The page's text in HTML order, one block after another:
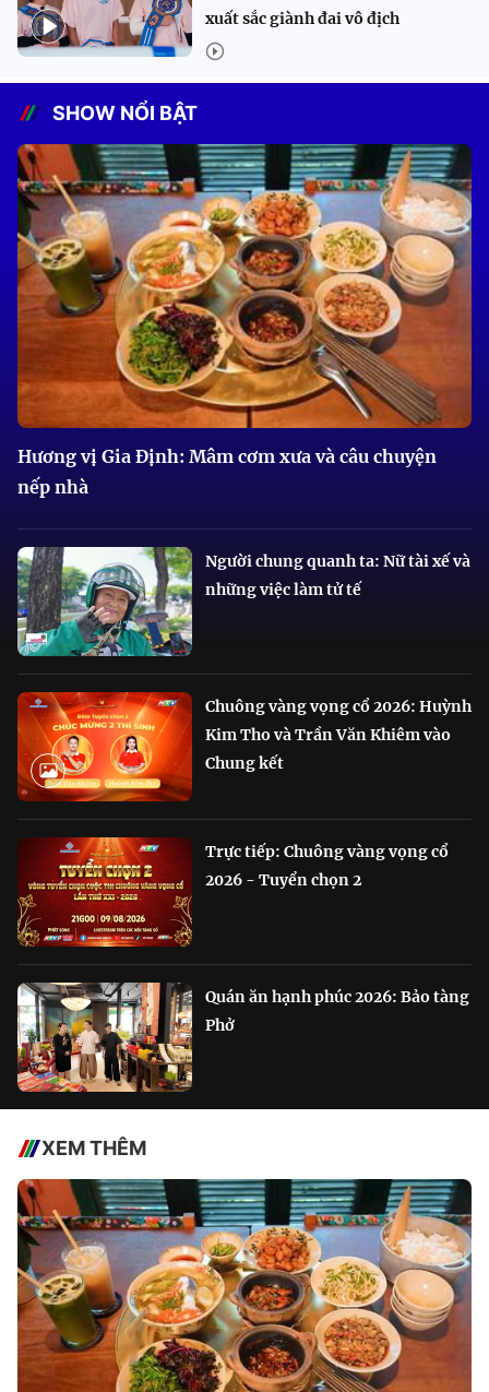
xuất sắc giành đai vô địch
SHOW NỔI BẬT
Hương vị Gia Định: Mâm cơm xưa và câu chuyện
nếp nhà
Người chung quanh ta: Nữ tài xế và
những việc làm tử tế
Chuông vàng vọng cổ 2026: Huỳnh
Kim Tho và Trần Văn Khiêm vào
Chung kết
Trực tiếp: Chuông vàng vọng cổ
2026 - Tuyển chọn 2
Quán ăn hạnh phúc 2026: Bảo tàng
Phở
XEM THÊM